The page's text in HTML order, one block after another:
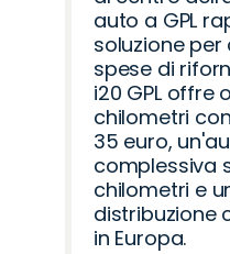
auto a GPL
soluzione
spese di
i20 GPL offre
chilometri
35 euro,
complessiva
chilometri e
distribuzione
in Europa.